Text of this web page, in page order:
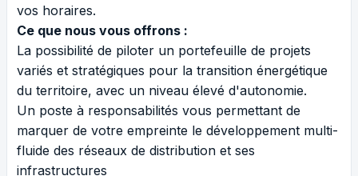
vos horaires.
Ce que nous vous offrons :
La possibilité de piloter un portefeuille de projets
variés et stratégiques pour la transition énergétique
du territoire, avec un niveau élevé d'autonomie.
Un poste à responsabilités vous permettant de
marquer de votre empreinte le développement multi-
fluide des réseaux de distribution et ses
infrastructures